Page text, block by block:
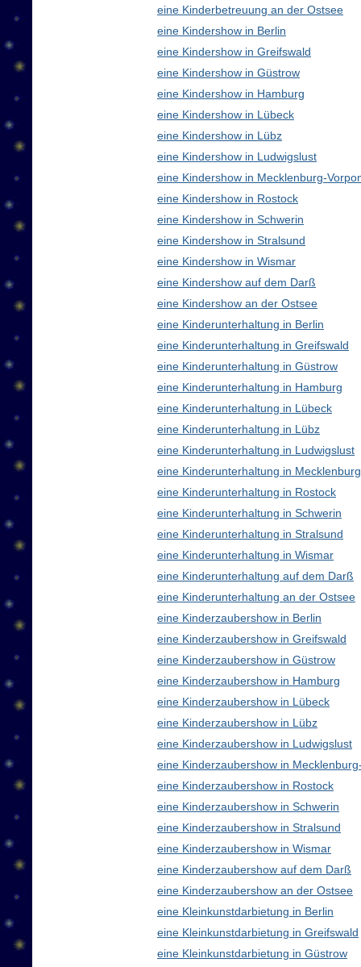
eine Kinderbetreuung an der Ostsee
eine Kindershow in Berlin
eine Kindershow in Greifswald
eine Kindershow in Güstrow
eine Kindershow in Hamburg
eine Kindershow in Lübeck
eine Kindershow in Lübz
eine Kindershow in Ludwigslust
eine Kindershow in Mecklenburg-
eine Kindershow in Rostock
eine Kindershow in Schwerin
eine Kindershow in Stralsund
eine Kindershow in Wismar
eine Kindershow auf dem Darß
eine Kindershow an der Ostsee
eine Kinderunterhaltung in Berlin
eine Kinderunterhaltung in Greifswald
eine Kinderunterhaltung in Güstrow
eine Kinderunterhaltung in Hamburg
eine Kinderunterhaltung in Lübeck
eine Kinderunterhaltung in Lübz
eine Kinderunterhaltung in Ludwigslust
eine Kinderunterhaltung in
eine Kinderunterhaltung in Rostock
eine Kinderunterhaltung in Schwerin
eine Kinderunterhaltung in Stralsund
eine Kinderunterhaltung in Wismar
eine Kinderunterhaltung auf dem Darß
eine Kinderunterhaltung an der Ostsee
eine Kinderzaubershow in Berlin
eine Kinderzaubershow in Greifswald
eine Kinderzaubershow in Güstrow
eine Kinderzaubershow in Hamburg
eine Kinderzaubershow in Lübeck
eine Kinderzaubershow in Lübz
eine Kinderzaubershow in Ludwigslust
eine Kinderzaubershow in
eine Kinderzaubershow in Rostock
eine Kinderzaubershow in Schwerin
eine Kinderzaubershow in Stralsund
eine Kinderzaubershow in Wismar
eine Kinderzaubershow auf dem Darß
eine Kinderzaubershow an der Ostsee
eine Kleinkunstdarbietung in Berlin
eine Kleinkunstdarbietung in Greifswald
eine Kleinkunstdarbietung in Güstrow